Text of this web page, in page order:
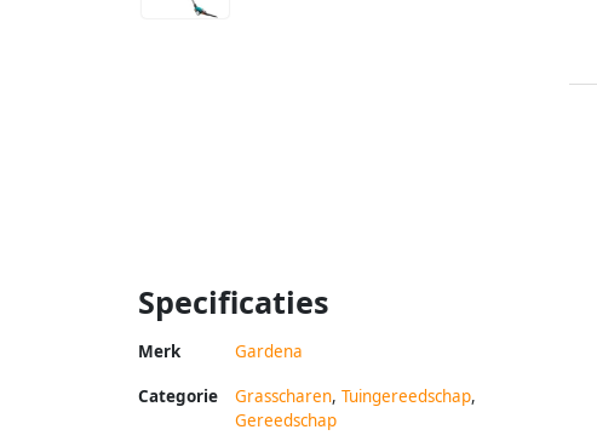
Specificaties
Merk Gardena
Categorie Grasscharen, Tuingereedschap,
Gereedschap